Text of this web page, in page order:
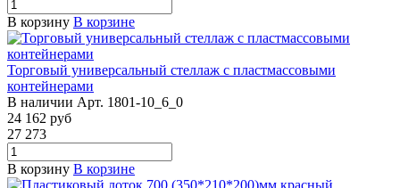
В корзину В корзине
Торговый универсальный стеллаж с пластмассовыми
контейнерами
В наличии Арт. 1801-10_6_0
24 162 руб
27 273
В корзину В корзине